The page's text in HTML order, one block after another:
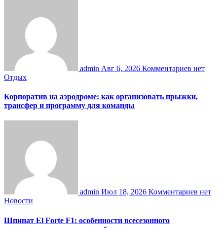
admin Авг 6, 2026 Комментариев нет
Отдых
Корпоратив на аэродроме: как организовать прыжки,
трансфер и программу для команды
admin Июл 18, 2026 Комментариев нет
Новости
Шпинат El Forte F1: особенности всесезонного